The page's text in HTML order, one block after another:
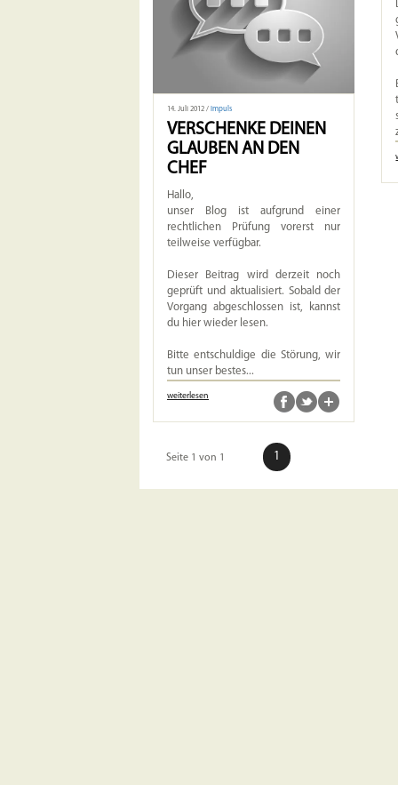
14. Juli 2012 / Impuls
VERSCHENKE DEINEN
GLAUBEN AN DEN
CHEF
Hallo,
unser Blog ist aufgrund einer
rechtlichen Prüfung vorerst nur
teilweise verfügbar.
Dieser Beitrag wird derzeit noch
geprüft und aktualisiert. Sobald der
Vorgang abgeschlossen ist, kannst
du hier wieder lesen.
Bitte entschuldige die Störung, wir
tun unser bestes...
weiterlesen
Seite 1 von 1 1